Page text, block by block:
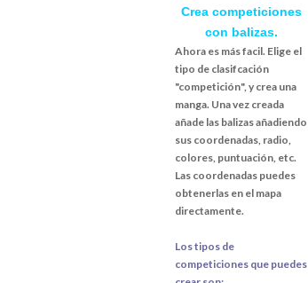
Crea competiciones
con balizas.
Ahora es más facil. Elige el
tipo de clasifcación
"competición", y crea una
manga. Una vez creada
añade las balizas añadiendo
sus coordenadas, radio,
colores, puntuación, etc.
Las coordenadas puedes
obtenerlas en el mapa
directamente.
Los tipos de
competiciones que puedes